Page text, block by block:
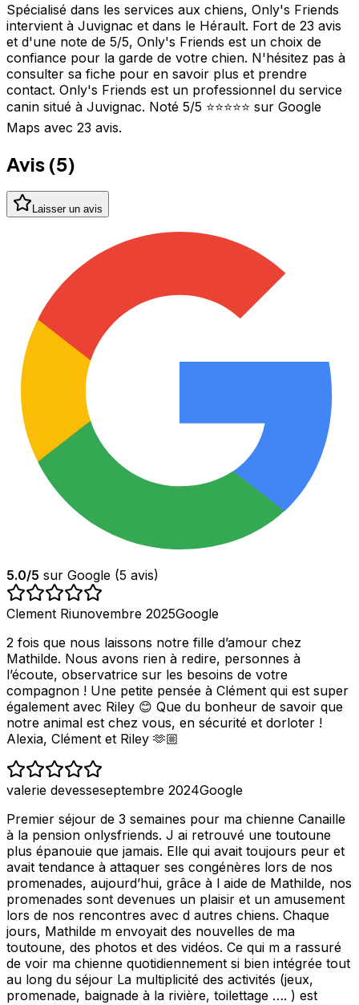
Spécialisé dans les services aux chiens, Only's Friends
intervient à Juvignac et dans le Hérault. Fort de 23 avis
et d'une note de 5/5, Only's Friends est un choix de
confiance pour la garde de votre chien. N'hésitez pas à
consulter sa fiche pour en savoir plus et prendre
contact. Only's Friends est un professionnel du service
canin situé à Juvignac. Noté 5/5 ⭐⭐⭐⭐⭐ sur Google
Maps avec 23 avis.
Avis (5)
Laisser un avis
5.0/5 sur Google (5 avis)
Clement Riunovembre 2025Google
2 fois que nous laissons notre fille d’amour chez
Mathilde. Nous avons rien à redire, personnes à
l’écoute, observatrice sur les besoins de votre
compagnon ! Une petite pensée à Clément qui est super
également avec Riley 😊 Que du bonheur de savoir que
notre animal est chez vous, en sécurité et dorloter !
Alexia, Clément et Riley 🫶🏼
valerie devesseseptembre 2024Google
Premier séjour de 3 semaines pour ma chienne Canaille
à la pension onlysfriends. J ai retrouvé une toutoune
plus épanouie que jamais. Elle qui avait toujours peur et
avait tendance à attaquer ses congénères lors de nos
promenades, aujourd’hui, grâce à l aide de Mathilde, nos
promenades sont devenues un plaisir et un amusement
lors de nos rencontres avec d autres chiens. Chaque
jours, Mathilde m envoyait des nouvelles de ma
toutoune, des photos et des vidéos. Ce qui m a rassuré
de voir ma chienne quotidiennement si bien intégrée tout
au long du séjour La multiplicité des activités (jeux,
promenade, baignade à la rivière, toilettage …. ) est